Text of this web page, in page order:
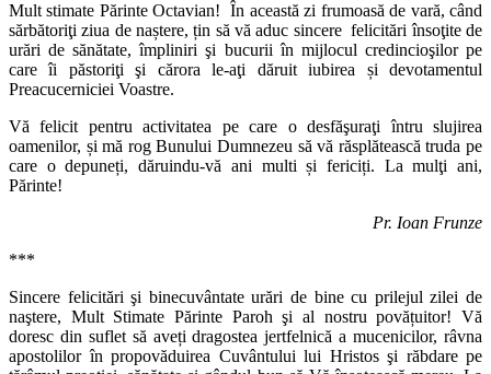
Mult stimate Părinte Octavian! În această zi frumoasă de vară, când
sărbătoriţi ziua de naștere, țin să vă aduc sincere felicitări însoţite de
urări de sănătate, împliniri şi bucurii în mijlocul credincioşilor pe
care îi păstoriţi şi cărora le-aţi dăruit iubirea și devotamentul
Preacucerniciei Voastre.
Vă felicit pentru activitatea pe care o desfăşuraţi întru slujirea
oamenilor, și mă rog Bunului Dumnezeu să vă răsplătească truda pe
care o depuneți, dăruindu-vă ani multi și fericiți. La mulţi ani,
Părinte!
Pr. Ioan Frunze
***
Sincere felicitări şi binecuvântate urări de bine cu prilejul zilei de
naştere, Mult Stimate Părinte Paroh şi al nostru povățuitor! Vă
doresc din suflet să aveți dragostea jertfelnică a mucenicilor, râvna
apostolilor în propovăduirea Cuvântului lui Hristos şi răbdare pe